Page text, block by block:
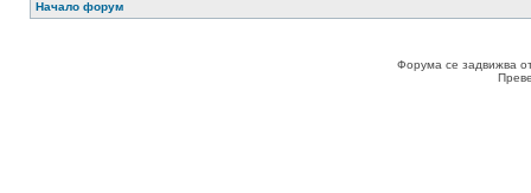
Начало форум
Форума се задвижва